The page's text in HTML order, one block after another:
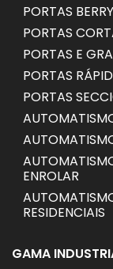
PORTAS BERRY
PORTAS
PORTAS E
PORTAS
PORTAS
ENROLAR
RESIDENCIAIS
GAMA